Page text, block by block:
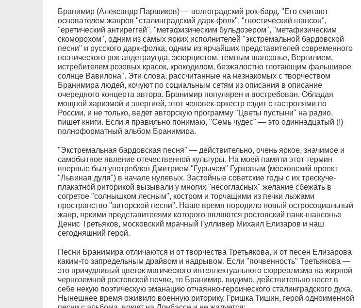
Бранимир (Александр Паршиков) — волгоградский рок-бард. "Его считают
основателем жанров "сталинградский дарк-фолк", "гностический шансон",
"еретический антиреггей", "метафизическим бульдозером", "метафизическим
скоморохом", одним из самых ярких исполнителей "экстремальной бардовской
песни" и русского дарк-фолка, одним из ярчайших представителей современного
поэтического рок-андеграунда, экзорцистом, тёмным шансонье, Вергилием,
истребителем розовых красок, крокодилом, безжалостно глотающим фальшивое
солнце Вавилона". Эти слова, рассчитанные на незнакомых с творчеством
Бранимира людей, кочуют по социальным сетям из описания в описание
очередного концерта автора. Бранимир популярен и востребован. Обладая
мощной харизмой и энергией, этот человек-оркестр ездит с гастролями по
России, и не только, ведет авторскую программу "Цветы пустыни" на радио,
пишет книги. Если я правильно понимаю, "Семь чудес" — это одиннадцатый (!)
полноформатный альбом Бранимира.
"Экстремальная бардовская песня" — действительно, очень яркое, значимое и
самобытное явление отечественной культуры. На моей памяти этот термин
впервые был употреблен Дмитрием "Гурычем" Гурковым (московский проект
"Львиная дуля") в начале нулевых. Застойные советские годы с их трескуче-
плакатной риторикой вызывали у многих "несогласных" желание сбежать в
согретое "солнышком лесным", костром и торчащими из печки лыжами
пространство "авторской песни". Наше время породило новый остросоциальный
жанр, яркими представителями которого являются ростовский панк-шансонье
Денис Третьяков, московский мрачный Гулливер Михаил Елизаров и наш
сегодняшний герой.
Песни Бранимира отличаются и от творчества Третьякова, и от песен Елизарова
каким-то запредельным драйвом и надрывом. Если "почвенность" Третьякова —
это причудливый цветок магического интеллектуального сюрреализма на жирной
черноземной ростовской почве, то Бранимир, видимо, действительно несет в
себе некую поэтическую эманацию отчаянно-героического сталинградского духа.
Нынешнее время оживило военную риторику. Гришка Тишин, герой одноименной